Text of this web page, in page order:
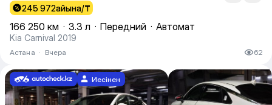
245 972айына/₸
166 250 км · 3.3 л · Передний · Автомат
Kia Carnival 2019
Астана · Вчера 62
Иесінен